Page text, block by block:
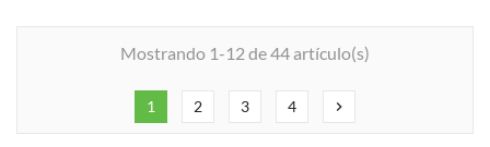
Mostrando 1-12 de 44 artículo(s)
1 2 3 4 chevron_right